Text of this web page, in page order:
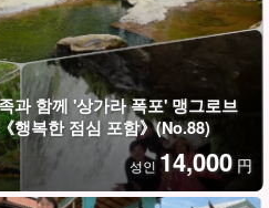
과 함께 '상가라 폭포' 맹그로브
행복한 점심 포함》(No.88)
성인14,000 円